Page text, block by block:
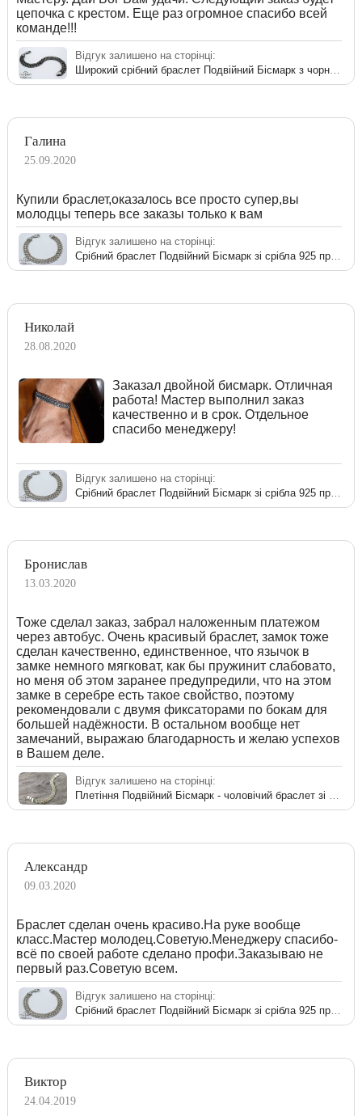
цепочка с крестом. Еще раз огромное спасибо всей
команде!!!
Відгук залишено на сторінці:
Галина
25.09.2020
Купили браслет,оказалось все просто супер,вы
молодцы теперь все заказы только к вам
Відгук залишено на сторінці:
Николай
28.08.2020
Заказал двойной бисмарк. Отличная
работа! Мастер выполнил заказ
качественно и в срок. Отдельное
спасибо менеджеру!
Відгук залишено на сторінці:
Бронислав
13.03.2020
Тоже сделал заказ, забрал наложенным платежом
через автобус. Очень красивый браслет, замок тоже
сделан качественно, единственное, что язычок в
замке немного мягковат, как бы пружинит слабовато,
но меня об этом заранее предупредили, что на этом
замке в серебре есть такое свойство, поэтому
рекомендовали с двумя фиксаторами по бокам для
большей надёжности. В остальном вообще нет
замечаний, выражаю благодарность и желаю успехов
в Вашем деле.
Відгук залишено на сторінці:
Александр
09.03.2020
Браслет сделан очень красиво.На руке вообще
класс.Мастер молодец.Советую.Менеджеру спасибо-
всё по своей работе сделано профи.Заказываю не
первый раз.Советую всем.
Відгук залишено на сторінці:
Виктор
24.04.2019